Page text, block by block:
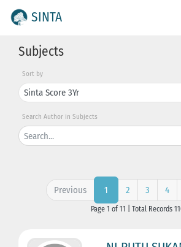
SINTA
Subjects
Sort by
Search Author in Subjects
Previous 1 2 3 4
Page 1 of 11 | Total Records